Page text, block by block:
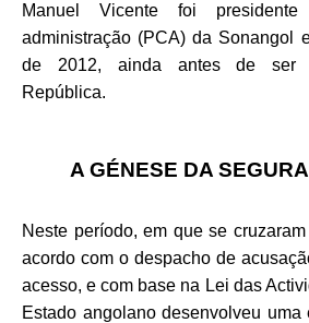
Manuel Vicente foi
administração (PCA) da Sonangol
de 2012, ainda antes de ser
República.
A GÉNESE DA
Neste período, em que se
acordo com o despacho de
acesso, e com base na Lei das
Estado angolano desenvolveu uma